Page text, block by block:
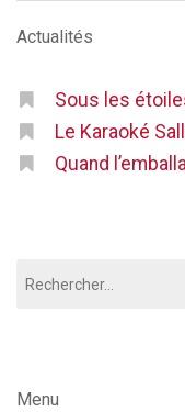
Actualités
Sous les
Le Karaoké
Quand
Menu